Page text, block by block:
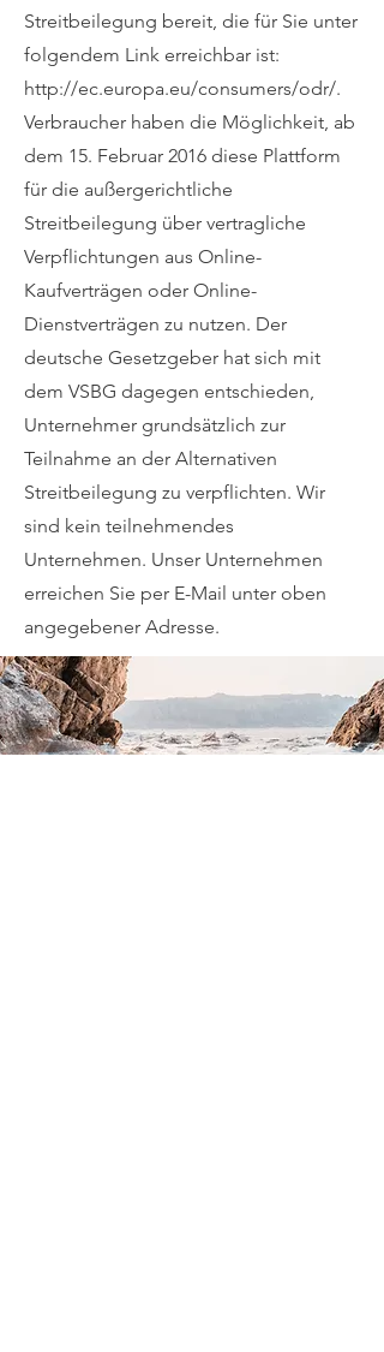
Streitbeilegung bereit, die für Sie unter
folgendem Link erreichbar ist:
http://ec.europa.eu/consumers/odr/.
Verbraucher haben die Möglichkeit, ab
dem 15. Februar 2016 diese Plattform
für die außergerichtliche
Streitbeilegung über vertragliche
Verpflichtungen aus Online-
Kaufverträgen oder Online-
Dienstverträgen zu nutzen. Der
deutsche Gesetzgeber hat sich mit
dem VSBG dagegen entschieden,
Unternehmer grundsätzlich zur
Teilnahme an der Alternativen
Streitbeilegung zu verpflichten. Wir
sind kein teilnehmendes
Unternehmen. Unser Unternehmen
erreichen Sie per E-Mail unter oben
angegebener Adresse.